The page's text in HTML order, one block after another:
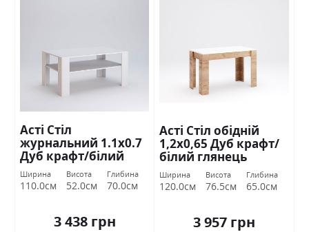
Асті Стіл
журнальний 1.1х0.7
Дуб крафт/білий
глянець Міромарк
Ширина
110.0см
Висота
52.0см
Глибина
70.0см
3 438 грн
Асті Стіл обідній
1,2х0,65 Дуб крафт/
білий глянець
Міромарк
Ширина
120.0см
Висота
76.5см
Глибина
65.0см
3 957 грн